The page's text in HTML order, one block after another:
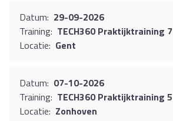
Datum: 29-09-2026
Training: TECH360 Praktijktraining 7
Locatie: Gent
Datum: 07-10-2026
Training: TECH360 Praktijktraining 5
Locatie: Zonhoven